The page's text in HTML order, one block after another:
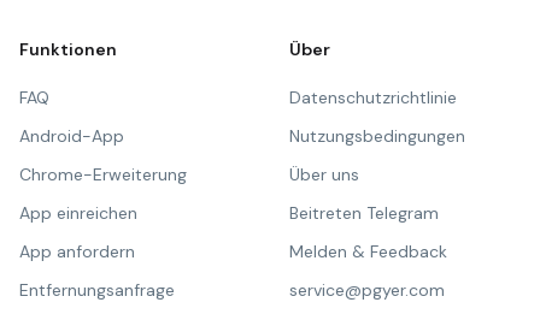
Funktionen
FAQ
Android-App
Chrome-Erweiterung
App einreichen
App anfordern
Entfernungsanfrage
Über
Datenschutzrichtlinie
Nutzungsbedingungen
Über uns
Beitreten Telegram
Melden & Feedback
service@pgyer.com